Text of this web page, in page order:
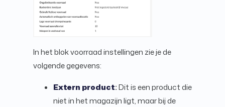
In het blok voorraad instellingen zie je de
volgende gegevens:
Extern product:Dit is een product die
niet in het magazijn ligt, maar bij de